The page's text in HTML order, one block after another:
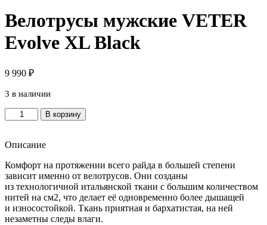
Велотрусы мужские VETER
Evolve XL Black
9 990 ₽
3 в наличии
Количество
товара
мужские
Evolve
XL
Black
В корзину
Описание
Комфорт на протяжении всего райда в большей степени
зависит именно от велотрусов. Они созданы
из технологичной итальянской ткани с большим количеством
нитей на см2, что делает её одновременно более дышащей
и износостойкой. Ткань приятная и бархатистая, на ней
незаметны следы влаги.